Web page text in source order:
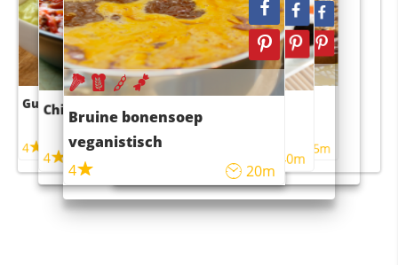
Guacamole
4
Chili con carne
4 45m
Bruine bonensoep
veganistisch
4
20m
Sushi rijstsalade
maaltijdsalade
40m
4 55m